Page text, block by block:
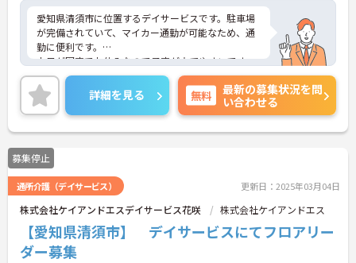
愛知県清須市に位置するデイサービスです。駐車場
が完備されていて、マイカー通勤が可能なため、通
勤に便利です。
土日が固定でお休みなので予定が立てやすいです。
ご興味をお持ちの方には、詳細の情報や面接のポイ
ントをお伝えしますのでお気軽にお問い合わせくだ
さい。
詳細を見る 無料
最新の募集状況を問
い合わせる
募集停止
通所介護（デイサービス） 更新日：2025年03月04日
株式会社ケイアンドエスデイサービス花咲 株式会社ケイアンドエス
【愛知県清須市】 デイサービスにてフロアリー
ダー募集